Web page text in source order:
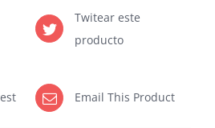
Twitear este
producto
Email This Product